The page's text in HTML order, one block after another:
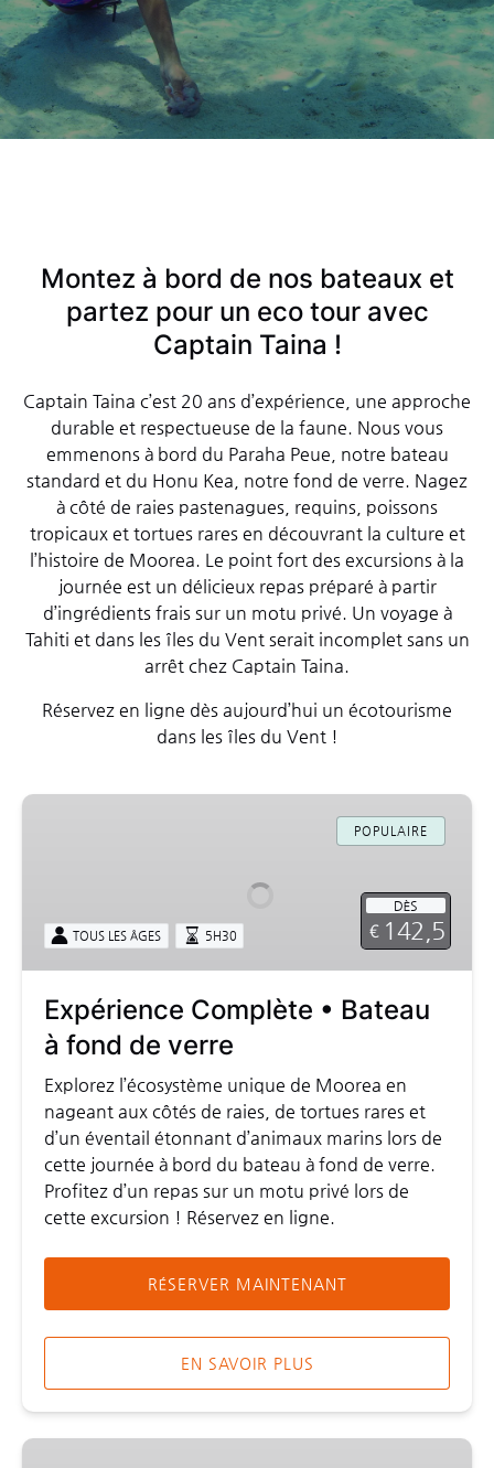
Montez à bord de nos bateaux et
partez pour un eco tour avec
Captain Taina !
Captain Taina c’est 20 ans d’expérience, une approche
durable et respectueuse de la faune. Nous vous
emmenons à bord du Paraha Peue, notre bateau
standard et du Honu Kea, notre fond de verre. Nagez
à côté de raies pastenagues, requins, poissons
tropicaux et tortues rares en découvrant la culture et
l’histoire de Moorea. Le point fort des excursions à la
journée est un délicieux repas préparé à partir
d’ingrédients frais sur un motu privé. Un voyage à
Tahiti et dans les îles du Vent serait incomplet sans un
arrêt chez Captain Taina.
Réservez en ligne dès aujourd’hui un écotourisme
dans les îles du Vent !
Expérience
fond
de
POPULAIRE
DÈS
€ 142,5
TOUS LES ÂGES 5H30
Expérience Complète • Bateau
à fond de verre
Explorez l’écosystème unique de Moorea en
nageant aux côtés de raies, de tortues rares et
d’un éventail étonnant d’animaux marins lors de
cette journée à bord du bateau à fond de verre.
Profitez d’un repas sur un motu privé lors de
cette excursion ! Réservez en ligne.
RÉSERVER MAINTENANT
EN SAVOIR PLUS
Expérience